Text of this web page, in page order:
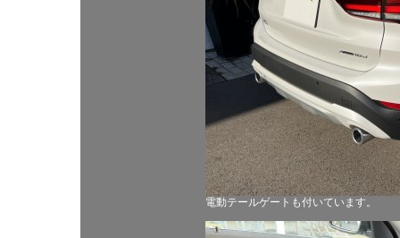
電動テールゲートも付いています。